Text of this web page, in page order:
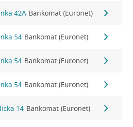
42A Bankomat (Euronet)
54 Bankomat (Euronet)
54 Bankomat (Euronet)
54 Bankomat (Euronet)
14 Bankomat (Euronet)